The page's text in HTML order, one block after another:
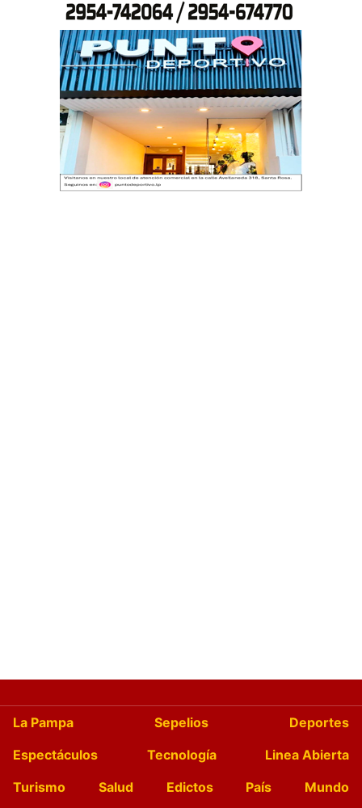
La Pampa Sepelios
Deportes
Espectáculos
Tecnología
Linea Abierta
Turismo
Salud Edictos País
Mundo